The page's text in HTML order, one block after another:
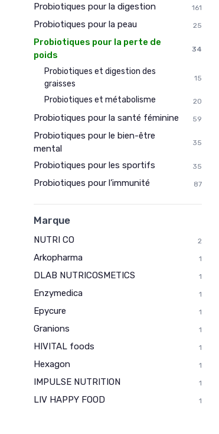
Probiotiques pour la digestion 161
Probiotiques pour la peau 25
Probiotiques pour la perte de
poids
34
Probiotiques et digestion des
graisses
15
Probiotiques et métabolisme 20
Probiotiques pour la santé féminine 59
Probiotiques pour le bien-être
mental
35
Probiotiques pour les sportifs 35
Probiotiques pour l’immunité 87
Marque
NUTRI CO 2
Arkopharma 1
DLAB NUTRICOSMETICS 1
Enzymedica 1
Epycure 1
Granions 1
HIVITAL foods 1
Hexagon 1
IMPULSE NUTRITION 1
LIV HAPPY FOOD 1